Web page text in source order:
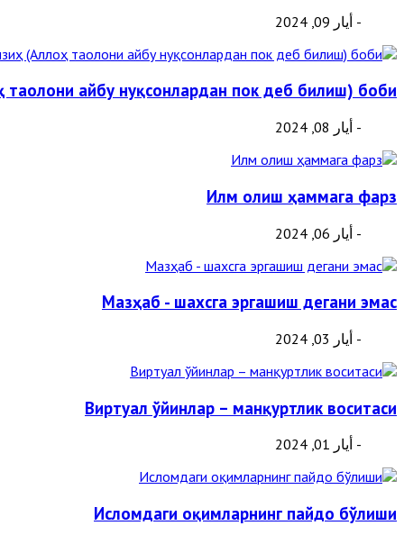
- أيار 09, 2024
таолони айбу нуқсонлардан пок деб билиш) боби
- أيار 08, 2024
Илм олиш ҳаммага фарз
- أيار 06, 2024
Мазҳаб - шахсга эргашиш дегани эмас
- أيار 03, 2024
Виртуал ўйинлар – манқуртлик воситаси
- أيار 01, 2024
Исломдаги оқимларнинг пайдо бўлиши